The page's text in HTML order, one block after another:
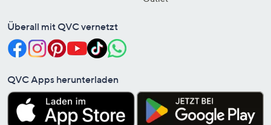
Überall mit QVC vernetzt
QVC Apps herunterladen